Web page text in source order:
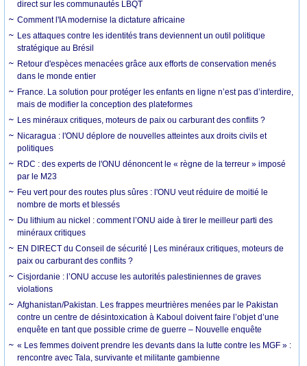
direct sur les communautés LBQT
Comment l'IA modernise la dictature africaine
Les attaques contre les identités trans deviennent un outil politique
stratégique au Brésil
Retour d'espèces menacées grâce aux efforts de conservation menés
dans le monde entier
France. La solution pour protéger les enfants en ligne n’est pas d’interdire,
mais de modifier la conception des plateformes
Les minéraux critiques, moteurs de paix ou carburant des conflits ?
Nicaragua : l'ONU déplore de nouvelles atteintes aux droits civils et
politiques
RDC : des experts de l'ONU dénoncent le « règne de la terreur » imposé
par le M23
Feu vert pour des routes plus sûres : l'ONU veut réduire de moitié le
nombre de morts et blessés
Du lithium au nickel : comment l’ONU aide à tirer le meilleur parti des
minéraux critiques
EN DIRECT du Conseil de sécurité | Les minéraux critiques, moteurs de
paix ou carburant des conflits ?
Cisjordanie : l’ONU accuse les autorités palestiniennes de graves
violations
Afghanistan/Pakistan. Les frappes meurtrières menées par le Pakistan
contre un centre de désintoxication à Kaboul doivent faire l’objet d’une
enquête en tant que possible crime de guerre – Nouvelle enquête
« Les femmes doivent prendre les devants dans la lutte contre les MGF » :
rencontre avec Tala, survivante et militante gambienne